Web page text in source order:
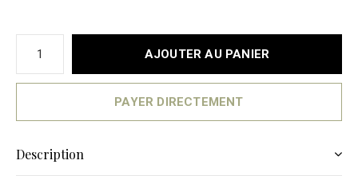
AJOUTER AU PANIER
PAYER DIRECTEMENT
Description